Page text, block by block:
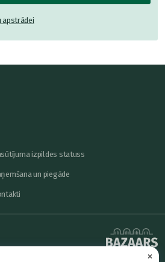
×
apstrādei
izpildes statuss
un piegāde